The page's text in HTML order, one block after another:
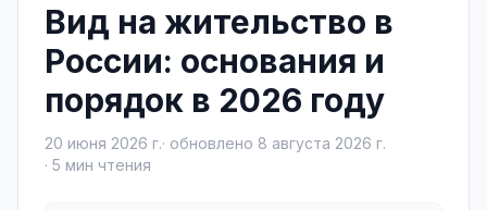
Вид на жительство в
России: основания и
порядок в 2026 году
20 июня 2026 г.· обновлено 8 августа 2026 г.
· 5 мин чтения